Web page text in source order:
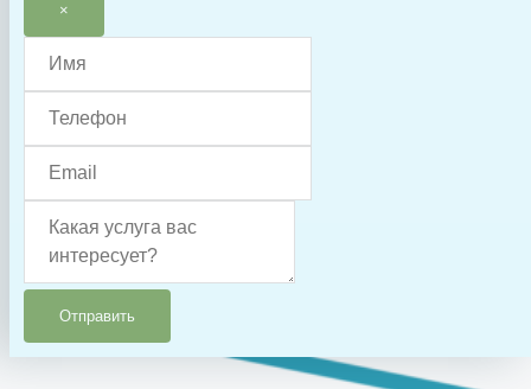
×
Отправить